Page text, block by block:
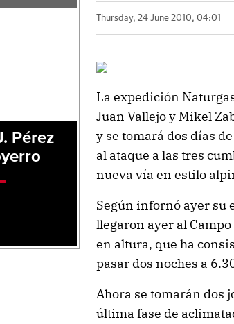
Thursday, 24 June 2010, 04:01
La expedición
Juan Vallejo y Mikel
y se tomará dos días
al ataque a las tres
nueva vía en estilo
Según infornó ayer su
llegaron ayer al
en altura, que ha
pasar dos noches a
Ahora se tomarán dos
última fase de
Pérez